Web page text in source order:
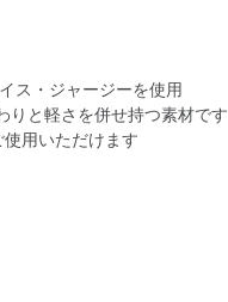
ス・ジャージーを使用
りと軽さを併せ持つ素材です
用いただけます